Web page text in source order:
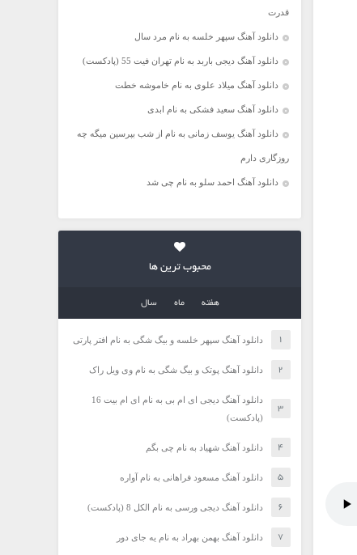
قدرت
دانلود آهنگ سپهر خلسه به نام مرد سال
دانلود آهنگ دیجی باربد به نام تهران فیت 55 (پادکست)
دانلود آهنگ میلاد علوی به نام خاموشه خطت
دانلود آهنگ سعید فشکی به نام ابدی
دانلود آهنگ یوسف زمانی به نام از شب بپرسین میگه چه
روزگاری دارم
دانلود آهنگ احمد سلو به نام چی شد
محبوب ترین ها
هفته ماه سال
دانلود آهنگ سپهر خلسه و بیگ شگی به نام افتر پارتی
دانلود آهنگ پوتک و بیگ شگی به نام وی ویل راک
دانلود آهنگ دیجی ای ام بی به نام ای ام بیت 16
(پادکست)
دانلود آهنگ شهیاد به نام چی بگم
دانلود آهنگ مسعود فراهانی به نام آواره
دانلود آهنگ دیجی ورسی به نام الکل 8 (پادکست)
دانلود آهنگ بهمن بهراد به نام یه جای دور